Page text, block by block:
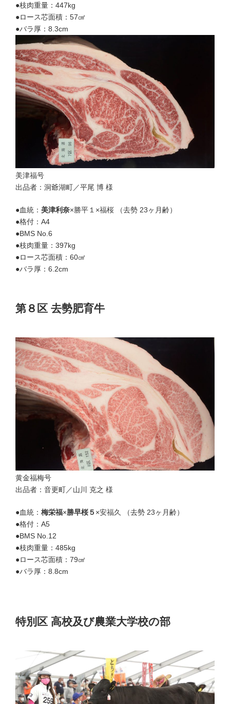
●枝肉重量：447kg
●ロース芯面積：57㎠
●バラ厚：8.3cm
美津福号
出品者：洞爺湖町／平尾 博 様
●血統： 美津利奈×勝平１×福桜 （去勢 23ヶ月齢）
●格付：A4
●BMS No.6
●枝肉重量：397kg
●ロース芯面積：60㎠
●バラ厚：6.2cm
第８区 去勢肥育牛
黄金福梅号
出品者：音更町／山川 克之 様
●血統： 梅栄福×勝早桜５ ×安福久 （去勢 23ヶ月齢）
●格付：A5
●BMS No.12
●枝肉重量：485kg
●ロース芯面積：79㎠
●バラ厚：8.8cm
特別区 高校及び農業大学校の部